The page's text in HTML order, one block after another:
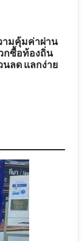
ามคุ้มค่าผ่าน
กซื้อท้องถิ่น
นลด แลกง่าย